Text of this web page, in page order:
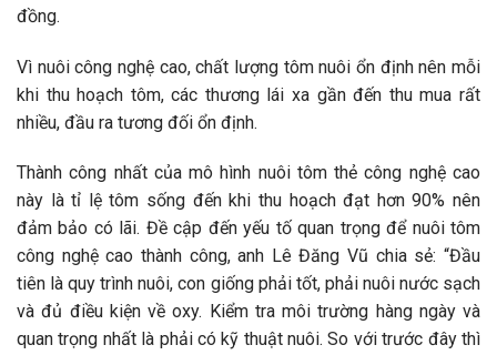
đồng.
Vì nuôi công nghệ cao, chất lượng tôm nuôi ổn định nên mỗi
khi thu hoạch tôm, các thương lái xa gần đến thu mua rất
nhiều, đầu ra tương đối ổn định.
Thành công nhất của mô hình nuôi tôm thẻ công nghệ cao
này là tỉ lệ tôm sống đến khi thu hoạch đạt hơn 90% nên
đảm bảo có lãi. Đề cập đến yếu tố quan trọng để nuôi tôm
công nghệ cao thành công, anh Lê Đăng Vũ chia sẻ: “Đầu
tiên là quy trình nuôi, con giống phải tốt, phải nuôi nước sạch
và đủ điều kiện về oxy. Kiểm tra môi trường hàng ngày và
quan trọng nhất là phải có kỹ thuật nuôi. So với trước đây thì